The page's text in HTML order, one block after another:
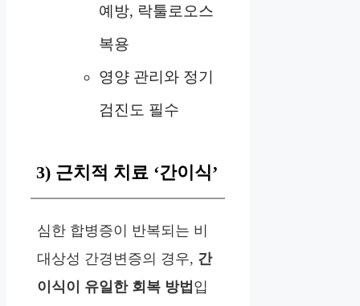
예방, 락툴로오스
복용
영양 관리와 정기
검진도 필수
3) 근치적 치료 ‘간이식’
심한 합병증이 반복되는 비
대상성 간경변증의 경우, 간
이식이 유일한 회복 방법 입